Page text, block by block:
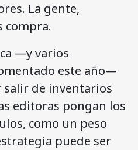
La gente,
compra.
—y varios
este año—
de inventarios
editoras pongan los
como un peso
puede ser